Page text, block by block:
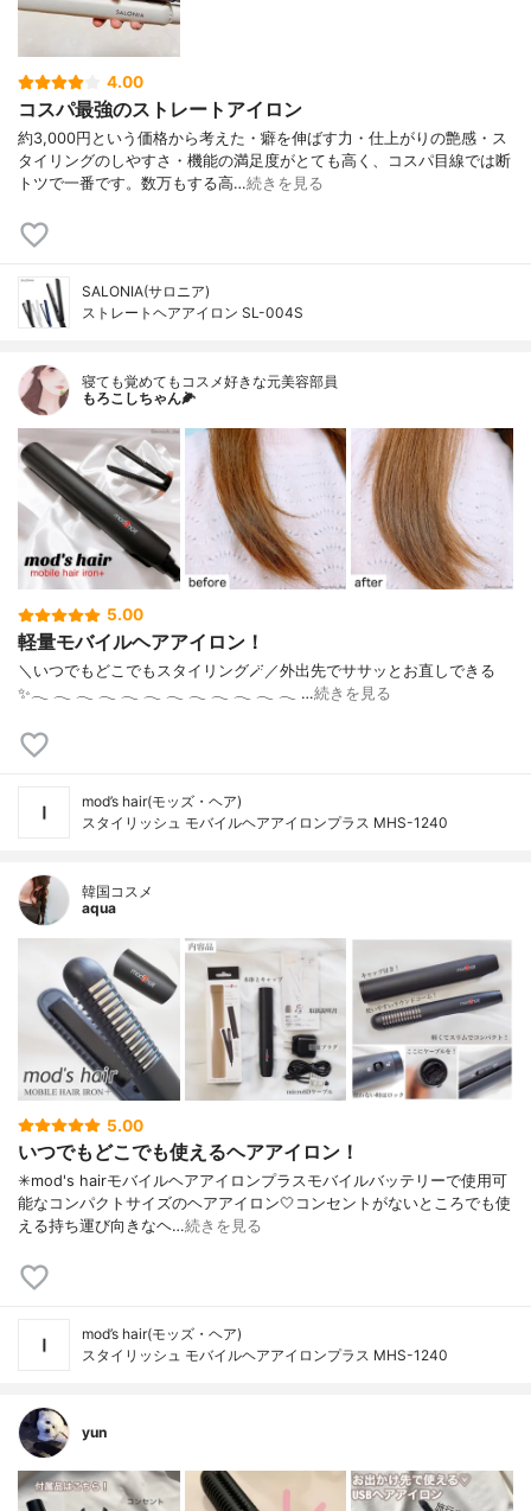
4.00
コスパ最強のストレートアイロン
約3,000円という価格から考えた・癖を伸ばす力・仕上がりの艶感・ス
タイリングのしやすさ・機能の満足度がとても高く、コスパ目線では断
トツで一番です。数万もする高…続きを見る
SALONIA(サロニア)
ストレートヘアアイロン SL-004S
寝ても覚めてもコスメ好きな元美容部員
もろこしちゃん🌽
5.00
軽量モバイルヘアアイロン！
＼いつでもどこでもスタイリング🪄／外出先でササッとお直しできる
✨‪𓂃‬ ‪𓂃‬ ‪𓂃‬ ‪𓂃‬ ‪𓂃‬ ‪𓂃‬ ‪𓂃‬ ‪𓂃‬ ‪𓂃‬ ‪𓂃‬ ‪𓂃‬ ‪𓂃‬ …続きを見る
mod’s hair(モッズ・ヘア)
スタイリッシュ モバイルヘアアイロンプラス MHS-1240
韓国コスメ
aqua
5.00
いつでもどこでも使えるヘアアイロン！
✳︎mod's hairモバイルヘアアイロンプラスモバイルバッテリーで使用可
能なコンパクトサイズのヘアアイロン🤍コンセントがないところでも使
える持ち運び向きなヘ…続きを見る
mod’s hair(モッズ・ヘア)
スタイリッシュ モバイルヘアアイロンプラス MHS-1240
yun